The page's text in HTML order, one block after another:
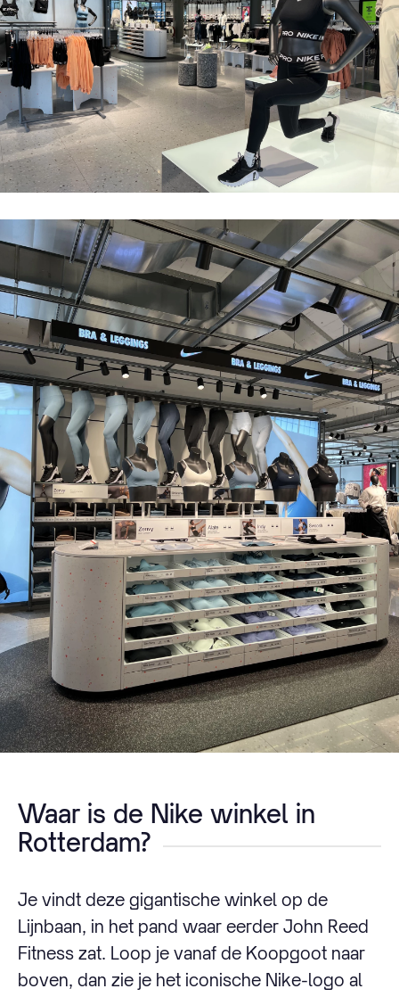
Waar is de Nike winkel in
Rotterdam?
Je vindt deze gigantische winkel op de
Lijnbaan, in het pand waar eerder John Reed
Fitness zat. Loop je vanaf de Koopgoot naar
boven, dan zie je het iconische Nike-logo al